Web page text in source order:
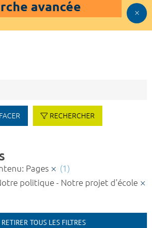
avancée
RECHERCHER
Pages
(1)
politique - Notre projet d'école
RETIRER TOUS LES FILTRES